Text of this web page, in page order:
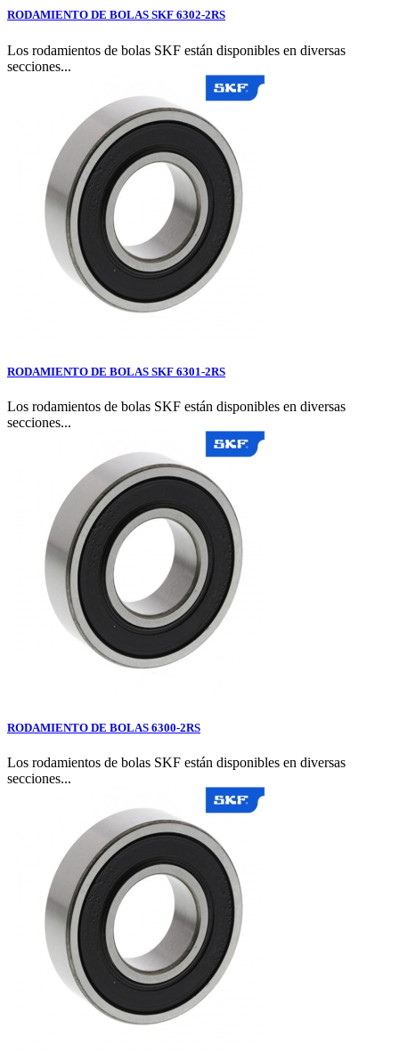
RODAMIENTO DE BOLAS SKF 6302-2RS
Los rodamientos de bolas SKF están disponibles en diversas
secciones...
RODAMIENTO DE BOLAS SKF 6301-2RS
Los rodamientos de bolas SKF están disponibles en diversas
secciones...
RODAMIENTO DE BOLAS 6300-2RS
Los rodamientos de bolas SKF están disponibles en diversas
secciones...